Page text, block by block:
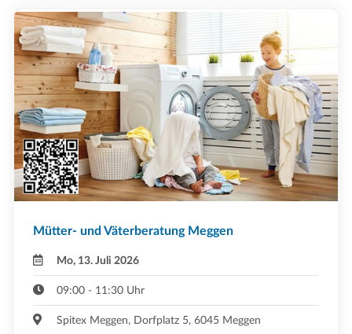
Mütter- und Väterberatung Meggen
Mo, 13. Juli 2026
09:00 - 11:30 Uhr
Spitex Meggen, Dorfplatz 5, 6045 Meggen